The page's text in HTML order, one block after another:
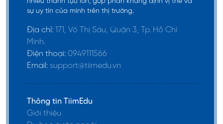
pháp.
Bước 4: Hoàn thiện hồ sơ
Sau khi đã chuẩn bị đầy đủ các giấy tờ cần thiết,
du học sinh có thể tiến hành hoàn thiện bộ hồ sơ
chứng minh tài chính du học Mỹ. Hồ sơ đầy đủ
gồm:
sự uy tín của mình trên thị trường.
Địa chỉ: 171, Võ Thị Sáu, Quận 3, Tp. Hồ Chí
Minh.
Điện thoại: 0949111566
Email: support@tiimedu.vn
Thông tin TiimEdu
Giới thiệu